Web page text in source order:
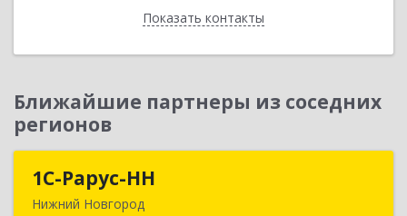
Показать контакты
Назад
Ближайшие партнеры из соседних
регионов
1С-Рарус-НН
Нижний Новгород